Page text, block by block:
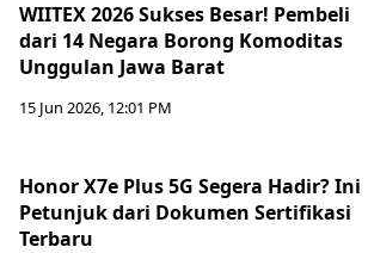
WIITEX 2026 Sukses Besar! Pembeli
dari 14 Negara Borong Komoditas
Unggulan Jawa Barat
15 Jun 2026, 12:01 PM
Honor X7e Plus 5G Segera Hadir? Ini
Petunjuk dari Dokumen Sertifikasi
Terbaru